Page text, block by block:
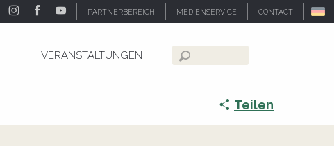
PARTNERBEREICH MEDIENSERVICE CONTACT
VERANSTALTUNGEN
Suche
Teilen